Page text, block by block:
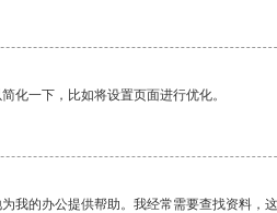
化一下，比如将设置页面进行优化。
我的办公提供帮助。我经常需要查找资料，